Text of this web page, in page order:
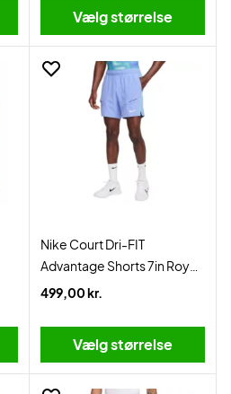
Vælg størrelse
Nike Court Dri-FIT
Advantage Shorts 7in Royal
Pulse
499,00 kr.
Vælg størrelse